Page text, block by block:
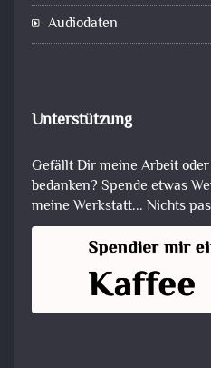
Audiodaten
Unterstützung
Gefällt Dir meine Arbeit
bedanken? Spende etwas
meine Werkstatt... Nichts